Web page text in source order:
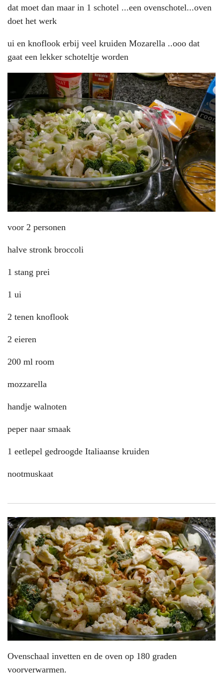
dat moet dan maar in 1 schotel ...een ovenschotel...oven
doet het werk
ui en knoflook erbij veel kruiden Mozarella ..ooo dat
gaat een lekker schoteltje worden
voor 2 personen
halve stronk broccoli
1 stang prei
1 ui
2 tenen knoflook
2 eieren
200 ml room
mozzarella
handje walnoten
peper naar smaak
1 eetlepel gedroogde Italiaanse kruiden
nootmuskaat
Ovenschaal invetten en de oven op 180 graden
voorverwarmen.